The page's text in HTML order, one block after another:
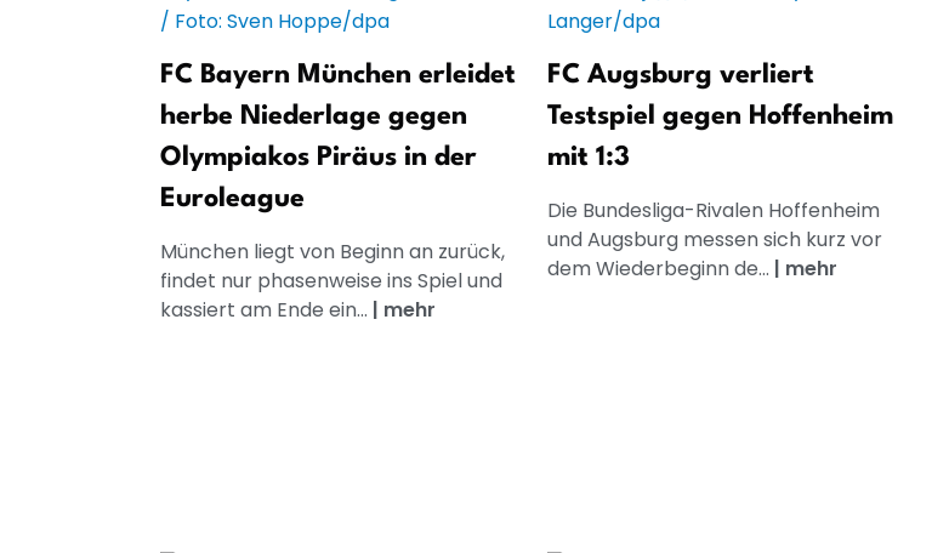
FC Bayern München erleidet
herbe Niederlage gegen
Olympiakos Piräus in der
Euroleague
München liegt von Beginn an zurück,
findet nur phasenweise ins Spiel und
kassiert am Ende ein... | mehr
FC Augsburg verliert
Testspiel gegen Hoffenheim
mit 1:3
Die Bundesliga-Rivalen Hoffenheim
und Augsburg messen sich kurz vor
dem Wiederbeginn de... | mehr